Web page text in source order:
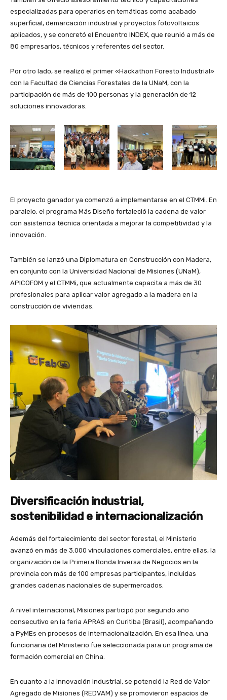
especializadas para operarios en temáticas como acabado
superficial, demarcación industrial y proyectos fotovoltaicos
aplicados, y se concretó el Encuentro INDEX, que reunió a más de
80 empresarios, técnicos y referentes del sector.
Por otro lado, se realizó el primer «Hackathon Foresto Industrial»
con la Facultad de Ciencias Forestales de la UNaM, con la
participación de más de 100 personas y la generación de 12
soluciones innovadoras.
El proyecto ganador ya comenzó a implementarse en el CTMMi. En
paralelo, el programa Más Diseño fortaleció la cadena de valor
con asistencia técnica orientada a mejorar la competitividad y la
innovación.
También se lanzó una Diplomatura en Construcción con Madera,
en conjunto con la Universidad Nacional de Misiones (UNaM),
APICOFOM y el CTMMi, que actualmente capacita a más de 30
profesionales para aplicar valor agregado a la madera en la
construcción de viviendas.
Diversificación industrial,
sostenibilidad e internacionalización
Además del fortalecimiento del sector forestal, el Ministerio
avanzó en más de 3.000 vinculaciones comerciales, entre ellas, la
organización de la Primera Ronda Inversa de Negocios en la
provincia con más de 100 empresas participantes, incluidas
grandes cadenas nacionales de supermercados.
A nivel internacional, Misiones participó por segundo año
consecutivo en la feria APRAS en Curitiba (Brasil), acompañando
a PyMEs en procesos de internacionalización. En esa línea, una
funcionaria del Ministerio fue seleccionada para un programa de
formación comercial en China.
En cuanto a la innovación industrial, se potenció la Red de Valor
Agregado de Misiones (REDVAM) y se promovieron espacios de